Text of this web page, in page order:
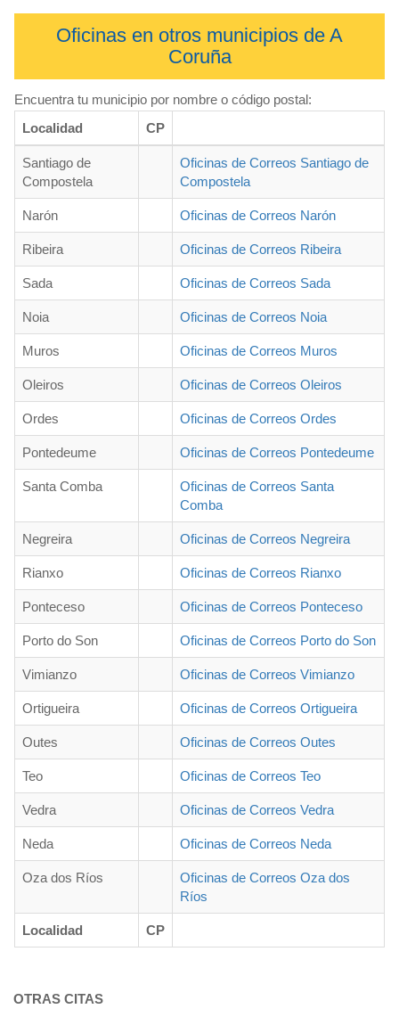
Oficinas en otros municipios de A
Coruña
Encuentra tu municipio por nombre o código postal:
Localidad
CP
Santiago de
Compostela
Oficinas de Correos Santiago de
Compostela
Narón Oficinas de Correos Narón
Ribeira Oficinas de Correos Ribeira
Sada Oficinas de Correos Sada
Noia Oficinas de Correos Noia
Muros Oficinas de Correos Muros
Oleiros Oficinas de Correos Oleiros
Ordes Oficinas de Correos Ordes
Pontedeume Oficinas de Correos Pontedeume
Santa Comba
Oficinas de Correos Santa
Comba
Negreira Oficinas de Correos Negreira
Rianxo Oficinas de Correos Rianxo
Ponteceso Oficinas de Correos Ponteceso
Porto do Son Oficinas de Correos Porto do Son
Vimianzo Oficinas de Correos Vimianzo
Ortigueira Oficinas de Correos Ortigueira
Outes Oficinas de Correos Outes
Teo Oficinas de Correos Teo
Vedra Oficinas de Correos Vedra
Neda Oficinas de Correos Neda
Oza dos Ríos
Oficinas de Correos Oza dos
Ríos
Localidad CP
OTRAS CITAS